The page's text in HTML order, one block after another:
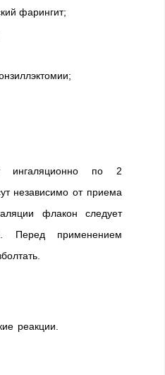
фарингит;
ингаляционно по 2
независимо от приема
флакон следует
Перед применением
реакции.